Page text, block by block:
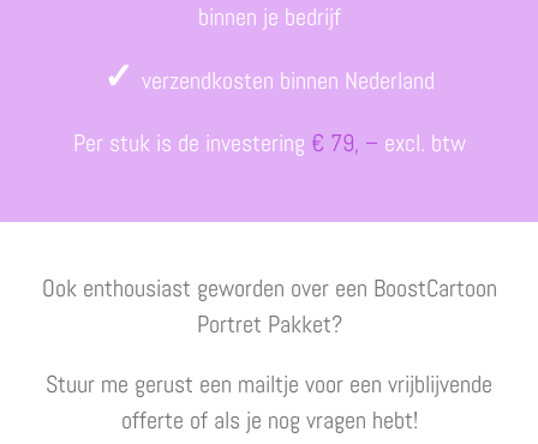
binnen je bedrijf
✓ verzendkosten binnen Nederland
Per stuk is de investering € 79, – excl. btw
Ook enthousiast geworden over een BoostCartoon
Portret Pakket?
Stuur me gerust een mailtje voor een vrijblijvende
offerte of als je nog vragen hebt!